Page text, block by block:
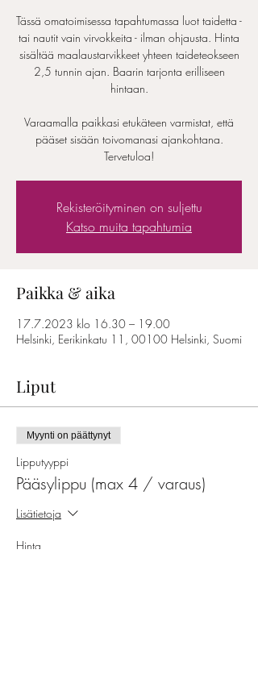
Tässä omatoimisessa tapahtumassa luot taidetta -
tai nautit vain virvokkeita - ilman ohjausta. Hinta
sisältää maalaustarvikkeet yhteen taideteokseen
2,5 tunnin ajan. Baarin tarjonta erilliseen
hintaan.
Varaamalla paikkasi etukäteen varmistat, että
pääset sisään toivomanasi ajankohtana.
Tervetuloa!
Rekisteröityminen on suljettu
Katso muita tapahtumia
Paikka & aika
17.7.2023 klo 16.30 – 19.00
Helsinki, Eerikinkatu 11, 00100 Helsinki, Suomi
Liput
Myynti on päättynyt
Lipputyyppi
Pääsylippu (max 4 / varaus)
Lisätietoja
Hinta